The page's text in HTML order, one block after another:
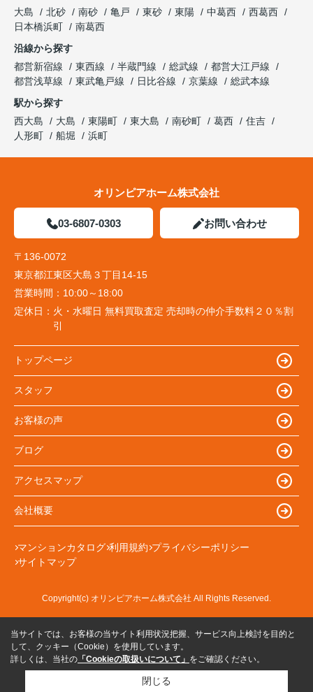
大島
北砂 南砂 亀戸 東砂 東陽 中葛西
西葛西
日本橋浜町
南葛西
沿線から探す
都営新宿線
東西線 半蔵門線 総武線
都営大江戸線
都営浅草線
東武亀戸線 日比谷線 京葉線
総武本線
駅から探す
西大島
大島 東陽町 東大島 南砂町 葛西
住吉
人形町
船堀 浜町
オリンピアホーム株式会社
03-6807-0303 お問い合わせ
〒136-0072
東京都江東区大島３丁目14-15
営業時間： 10:00～18:00
定休日： 火・水曜日 無料買取査定 売却時の仲介手数料２０％割
引
トップページ
スタッフ
お客様の声
ブログ
アクセスマップ
会社概要
マンションカタログ 利用規約 プライバシーポリシー
サイトマップ
Copyright(c) オリンピアホーム株式会社 All Rights Reserved.
当サイトでは、お客様の当サイト利用状況把握、サービス向上検討を目的と
して、クッキー（Cookie）を使用しています。
詳しくは、当社の 「Cookieの取扱いについて」 をご確認ください。
閉じる